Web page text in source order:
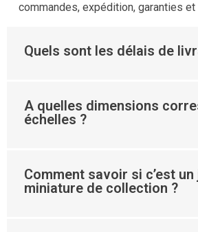
commandes, expédition, garanties
Quels sont les délais de
A quelles dimensions
échelles ?
Comment savoir si c’est
miniature de collection ?